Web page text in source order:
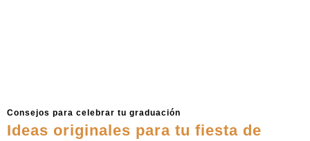
Consejos para celebrar tu graduación
Ideas originales para tu fiesta de